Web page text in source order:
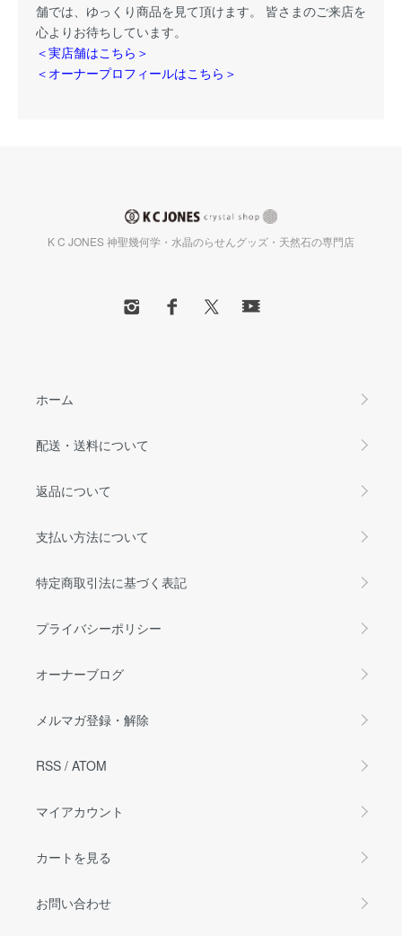
舗では、ゆっくり商品を見て頂けます。 皆さまのご来店を
心よりお待ちしています。
＜実店舗はこちら＞
＜オーナープロフィールはこちら＞
K C JONES 神聖幾何学・水晶のらせんグッズ・天然石の専門店
ホーム
配送・送料について
返品について
支払い方法について
特定商取引法に基づく表記
プライバシーポリシー
オーナーブログ
メルマガ登録・解除
RSS / ATOM
マイアカウント
カートを見る
お問い合わせ